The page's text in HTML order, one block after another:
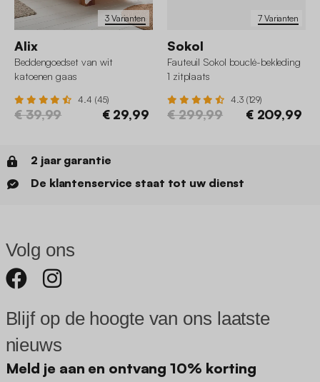
3 Varianten
Alix
Beddengoedset van wit
katoenen gaas
4.4 (45)
€ 39,99 € 29,99
7 Varianten
Sokol
Fauteuil Sokol bouclé-bekleding
1 zitplaats
4.3 (129)
€ 299,99 € 209,99
2 jaar garantie
De klantenservice staat tot uw dienst
Volg ons
Blijf op de hoogte van ons laatste
nieuws
Meld je aan en ontvang 10% korting